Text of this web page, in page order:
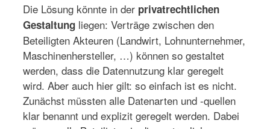
Die Lösung könnte in der privatrechtlichen
Gestaltung liegen: Verträge zwischen den
Beteiligten Akteuren (Landwirt, Lohnunternehmer,
Maschinenhersteller, …) können so gestaltet
werden, dass die Datennutzung klar geregelt
wird. Aber auch hier gilt: so einfach ist es nicht.
Zunächst müssten alle Datenarten und -quellen
klar benannt und explizit geregelt werden. Dabei